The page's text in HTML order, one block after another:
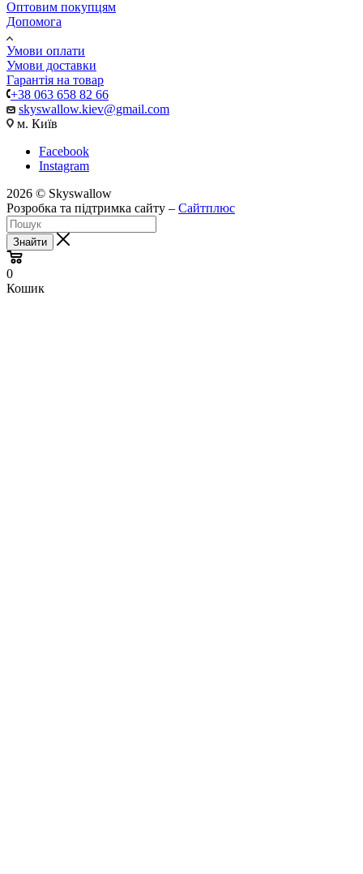
Оптовим покупцям
Допомога
Умови оплати
Умови доставки
Гарантія на товар
+38 063 658 82 66
skyswallow.kiev@gmail.com
м. Київ
Facebook
Instagram
2026 © Skyswallow
Розробка та підтримка сайту – Сайтплюс
Знайти
0
Кошик